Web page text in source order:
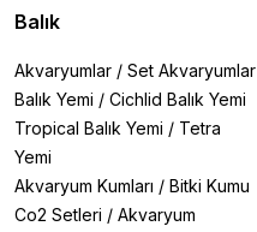
Balık
Akvaryumlar / Set Akvaryumlar
Balık Yemi / Cichlid Balık Yemi
Tropical Balık Yemi / Tetra
Yemi
Akvaryum Kumları / Bitki Kumu
Co2 Setleri / Akvaryum